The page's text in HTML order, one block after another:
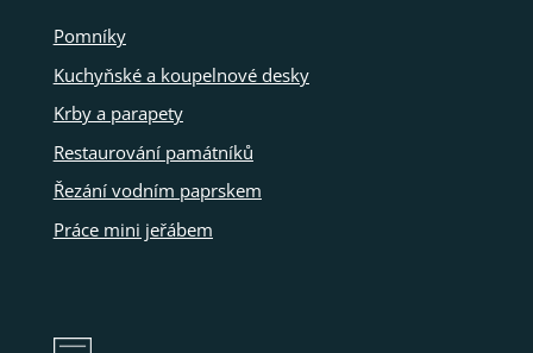
Pomníky
Kuchyňské a koupelnové desky
Krby a parapety
Restaurování památníků
Řezání vodním paprskem
Práce mini jeřábem